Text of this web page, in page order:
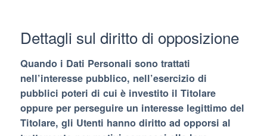
Dettagli sul diritto di opposizione
Quando i Dati Personali sono trattati
nell’interesse pubblico, nell’esercizio di
pubblici poteri di cui è investito il Titolare
oppure per perseguire un interesse legittimo del
Titolare, gli Utenti hanno diritto ad opporsi al